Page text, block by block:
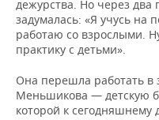
дежурства. Но через два
задумалась: «Я учусь на
работаю со взрослыми.
практику с детьми».
Она перешла работать в
Меньшикова — детскую
которой к сегодняшнему